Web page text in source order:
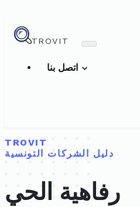
TROVIT
TROVIT
دليل الشركات التونسية
رفاهية الحي